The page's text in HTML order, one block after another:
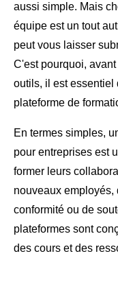
aussi simple. Mais
équipe est un tout
peut vous laisser
C'est pourquoi,
outils, il est essentiel
plateforme de
En termes simples,
pour entreprises est
former leurs
nouveaux employés,
conformité ou de
plateformes sont
des cours et des